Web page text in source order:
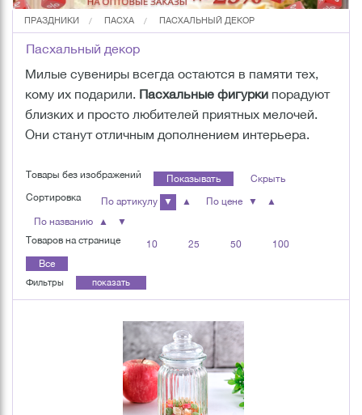
ПРАЗДНИКИ ПАСХА ПАСХАЛЬНЫЙ ДЕКОР
Пасхальный декор
Милые сувениры всегда остаются в памяти тех,
кому их подарили. Пасхальные фигурки порадуют
близких и просто любителей приятных мелочей.
Они станут отличным дополнением интерьера.
Товары без изображений Показывать
Скрыть
Сортировка
По артикулу ▼ ▲ По цене ▼
▲
По названию
▲
▼
Товаров на странице
10 25 50
100
Все
Фильтры показать